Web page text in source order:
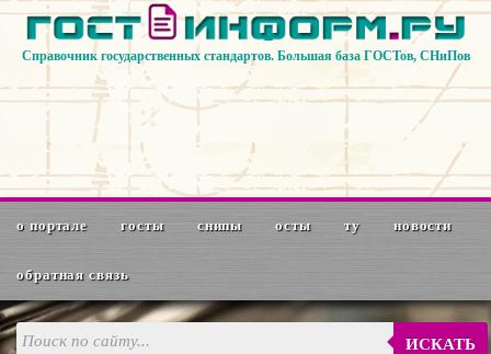
Справочник государственных стандартов. Большая база ГОСТов, СНиПов
о портале госты снипы осты ту новости
обратная связь
ИСКАТЬ